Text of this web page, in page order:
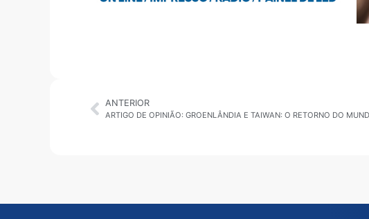
ANTERIOR
ARTIGO DE OPINIÃO: GROENLÂNDIA E TAIWAN: O RETORNO DO